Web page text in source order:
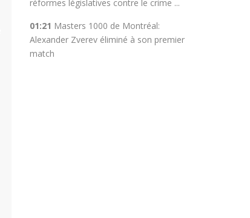
réformes législatives contre le crime ...
01:21 Masters 1000 de Montréal:
Alexander Zverev éliminé à son premier
match